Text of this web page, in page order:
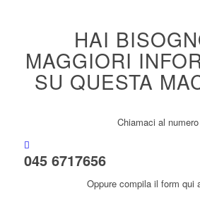
HAI
MAGGIORI
SU QUESTA
Chiamaci al numero
045 6717656
Oppure compila il form qui